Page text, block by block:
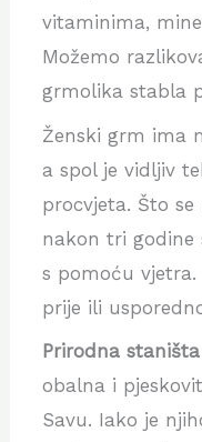
vitaminima,
Možemo
grmolika stabla
Ženski grm ima
a spol je vidljiv
procvjeta. Što
nakon tri godine
s pomoću
prije ili
Prirodna
obalna i
Savu. Iako je